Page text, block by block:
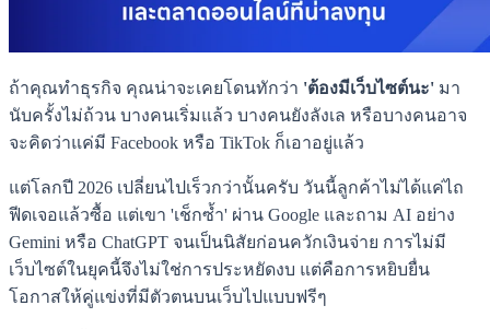
ถ้าคุณทำธุรกิจ คุณน่าจะเคยโดนทักว่า 'ต้องมีเว็บไซต์นะ' มา
นับครั้งไม่ถ้วน บางคนเริ่มแล้ว บางคนยังลังเล หรือบางคนอาจ
จะคิดว่าแค่มี Facebook หรือ TikTok ก็เอาอยู่แล้ว
แต่โลกปี 2026 เปลี่ยนไปเร็วกว่านั้นครับ วันนี้ลูกค้าไม่ได้แค่ไถ
ฟีดเจอแล้วซื้อ แต่เขา 'เช็กซ้ำ' ผ่าน Google และถาม AI อย่าง
Gemini หรือ ChatGPT จนเป็นนิสัยก่อนควักเงินจ่าย การไม่มี
เว็บไซต์ในยุคนี้จึงไม่ใช่การประหยัดงบ แต่คือการหยิบยื่น
โอกาสให้คู่แข่งที่มีตัวตนบนเว็บไปแบบฟรีๆ